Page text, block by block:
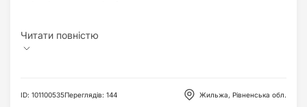
ID: 101100535Переглядів: 144 Жильжа, Рівненська обл.